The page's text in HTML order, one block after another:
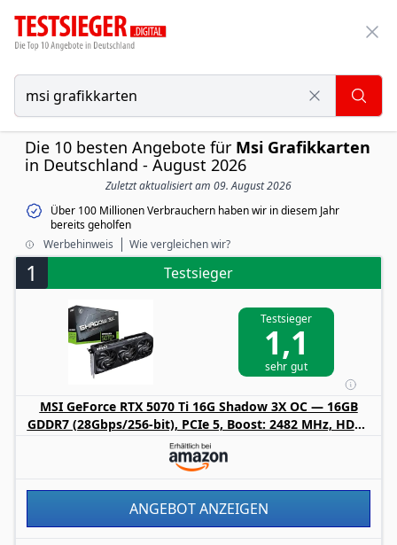
Die 10 besten Angebote für Msi Grafikkarten
in Deutschland - August 2026
Zuletzt aktualisiert am 09. August 2026
Über 100 Millionen Verbrauchern haben wir in diesem Jahr
bereits geholfen
Werbehinweis
Wie vergleichen wir?
1 Testsieger
Testsieger
1,1
sehr gut
MSI GeForce RTX 5070 Ti 16G Shadow 3X OC — 16GB
GDDR7 (28Gbps/256-bit), PCIe 5, Boost: 2482 MHz, HDMI
2.1b, DisplayPort 2.1b
ANGEBOT ANZEIGEN